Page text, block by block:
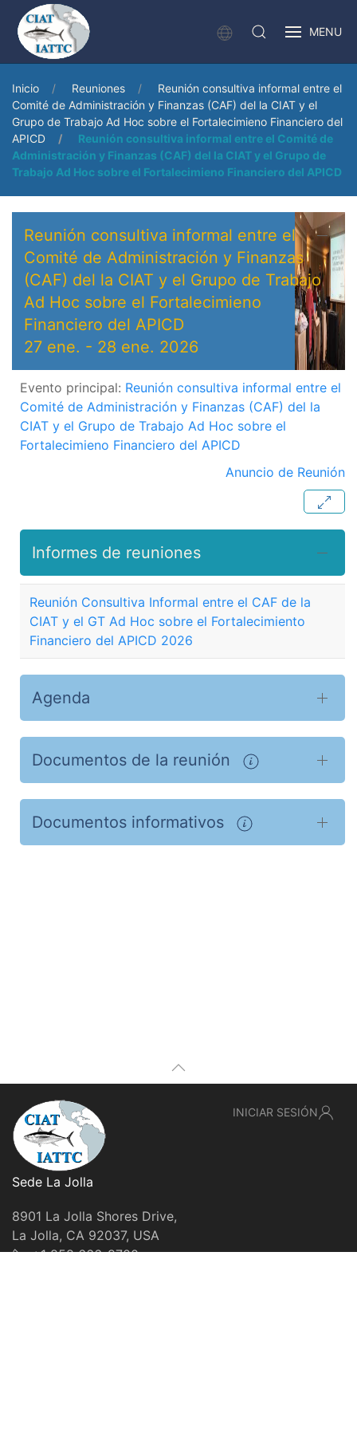
MENU
Inicio Reuniones
Reunión consultiva informal entre el
Comité de Administración y Finanzas (CAF) del la CIAT y el
Grupo de Trabajo Ad Hoc sobre el Fortalecimieno Financiero del
APICD
Reunión consultiva informal entre el Comité de
Administración y Finanzas (CAF) del la CIAT y el Grupo de
Trabajo Ad Hoc sobre el Fortalecimieno Financiero del APICD
Reunión consultiva informal entre el
Comité de Administración y Finanzas
(CAF) del la CIAT y el Grupo de Trabajo
Ad Hoc sobre el Fortalecimieno
Financiero del APICD
27 ene. - 28 ene. 2026
Evento principal: Reunión consultiva informal entre el
Comité de Administración y Finanzas (CAF) del la
CIAT y el Grupo de Trabajo Ad Hoc sobre el
Fortalecimieno Financiero del APICD
Anuncio de Reunión
Informes de reuniones
Reunión Consultiva Informal entre el CAF de la
CIAT y el GT Ad Hoc sobre el Fortalecimiento
Financiero del APICD 2026
Agenda
Documentos de la reunión
Documentos informativos
Sede La Jolla
8901 La Jolla Shores Drive,
La Jolla, CA 92037, USA
+1 858 666-9700
INICIAR SESIÓN